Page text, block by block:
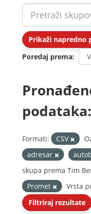
Prikaži napredno
Poredaj prema
Formati: CSV
adresar
skupa prema Tim
Promet
Vrsta
Filtriraj rezultate